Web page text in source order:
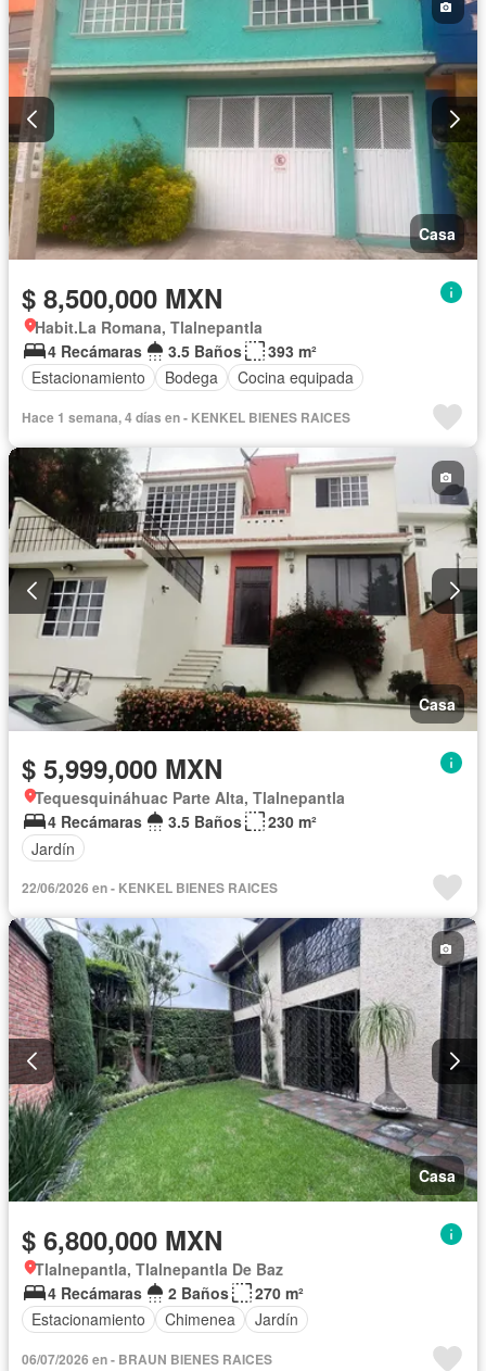
Casa
$ 8,500,000 MXN
Habit.La Romana, Tlalnepantla
4 Recámaras
3.5 Baños
393 m²
Estacionamiento
Bodega Cocina equipada
Hace 1 semana, 4 días en - KENKEL BIENES RAICES
Casa
$ 5,999,000 MXN
Tequesquináhuac Parte Alta, Tlalnepantla
4 Recámaras
3.5 Baños
230 m²
Jardín
22/06/2026 en - KENKEL BIENES RAICES
Casa
$ 6,800,000 MXN
Tlalnepantla, Tlalnepantla De Baz
4 Recámaras
2 Baños
270 m²
Estacionamiento
Chimenea Jardín
06/07/2026 en - BRAUN BIENES RAICES